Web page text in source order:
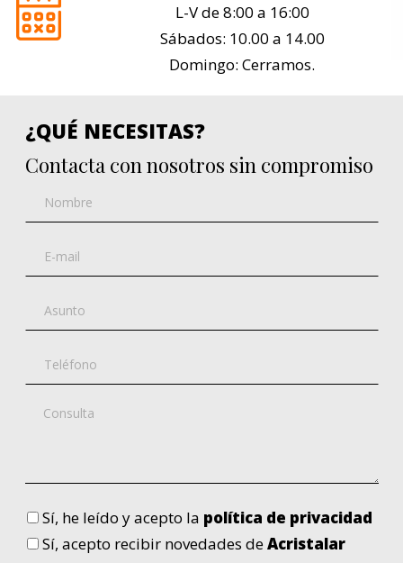
L-V de 8:00 a 16:00
Sábados: 10.00 a 14.00
Domingo: Cerramos.
¿QUÉ NECESITAS?
Contacta con nosotros sin compromiso
Sí, he leído y acepto la política de privacidad
Sí, acepto recibir novedades deAcristalar